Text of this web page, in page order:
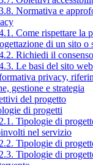
Normativa e
Come rispettare la
di un sito o
Richiedi il
Le basi del sito
privacy,
gestione e strategia
del progetto
di progetti
Tipologie di
nel servizio
Tipologie di
Tipologie di